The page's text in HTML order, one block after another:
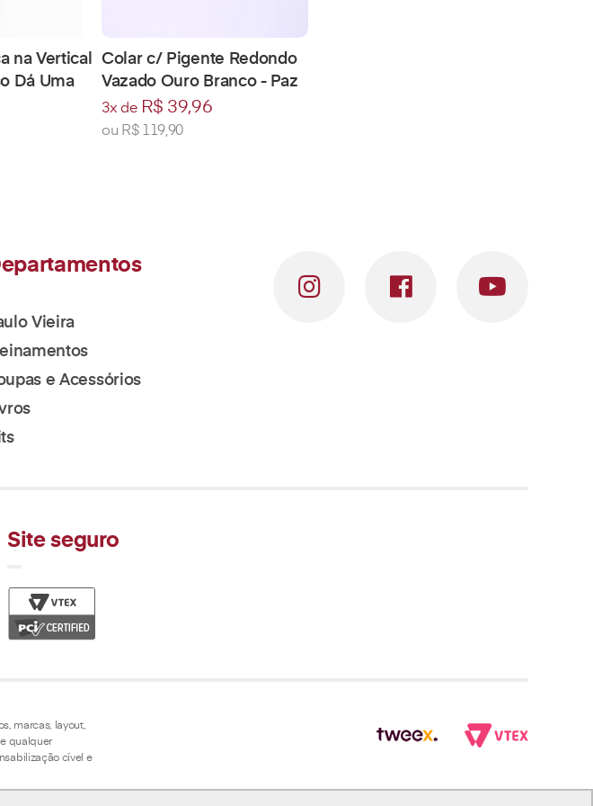
na Vertical
Dá Uma
Colar c/ Pigente Redondo
Vazado Ouro Branco - Paz
ou R$ 119,90
3x deR$ 39,96
Vieira
e Acessórios
Site seguro
marcas, layout,
qualquer
cível e